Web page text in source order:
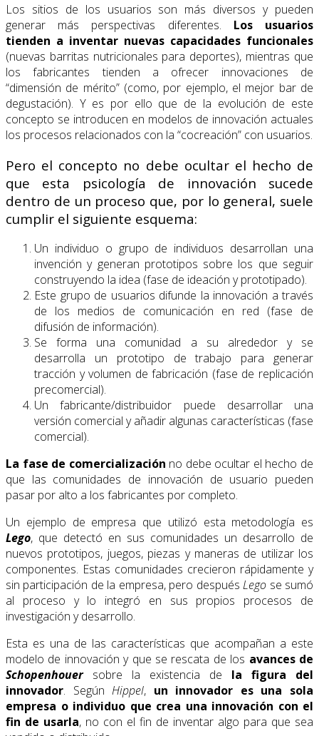
Los sitios de los usuarios son más diversos y pueden
generar más perspectivas diferentes. Los usuarios
tienden a inventar nuevas capacidades funcionales
(nuevas barritas nutricionales para deportes), mientras que
los fabricantes tienden a ofrecer innovaciones de
“dimensión de mérito” (como, por ejemplo, el mejor bar de
degustación). Y es por ello que de la evolución de este
concepto se introducen en modelos de innovación actuales
los procesos relacionados con la “cocreación” con usuarios.
Pero el concepto no debe ocultar el hecho de
que esta psicología de innovación sucede
dentro de un proceso que, por lo general, suele
cumplir el siguiente esquema:
Un individuo o grupo de individuos desarrollan una
invención y generan prototipos sobre los que seguir
construyendo la idea (fase de ideación y prototipado).
Este grupo de usuarios difunde la innovación a través
de los medios de comunicación en red (fase de
difusión de información).
Se forma una comunidad a su alrededor y se
desarrolla un prototipo de trabajo para generar
tracción y volumen de fabricación (fase de replicación
precomercial).
Un fabricante/distribuidor puede desarrollar una
versión comercial y añadir algunas características (fase
comercial).
La fase de comercialización no debe ocultar el hecho de
que las comunidades de innovación de usuario pueden
pasar por alto a los fabricantes por completo.
Un ejemplo de empresa que utilizó esta metodología es
Lego, que detectó en sus comunidades un desarrollo de
nuevos prototipos, juegos, piezas y maneras de utilizar los
componentes. Estas comunidades crecieron rápidamente y
sin participación de la empresa, pero despuésLego se sumó
al proceso y lo integró en sus propios procesos de
investigación y desarrollo.
Esta es una de las características que acompañan a este
modelo de innovación y que se rescata de los avances de
Schopenhouersobre la existencia de la figura del
innovador. SegúnHippel, un innovador es una sola
empresa o individuo que crea una innovación con el
fin de usarla, no con el fin de inventar algo para que sea